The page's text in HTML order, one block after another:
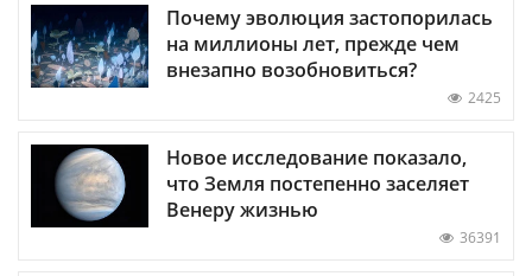
Почему эволюция застопорилась
на миллионы лет, прежде чем
внезапно возобновиться?
2425
Новое исследование показало,
что Земля постепенно заселяет
Венеру жизнью
36391